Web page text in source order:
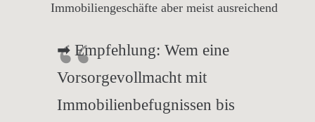
Immobiliengeschäfte aber meist ausreichend
➡ Empfehlung: Wem eine
Vorsorgevollmacht mit
Immobilienbefugnissen bis